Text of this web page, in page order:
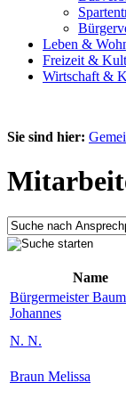
Leben &
Freizeit &
Wirtschaft &
Sie sind hier:
Name
Bürgermeister
Johannes
N. N.
Braun Melissa